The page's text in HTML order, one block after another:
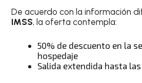
De acuerdo con la información
IMSS, la oferta contempla:
50% de descuento en la
hospedaje
Salida extendida hasta